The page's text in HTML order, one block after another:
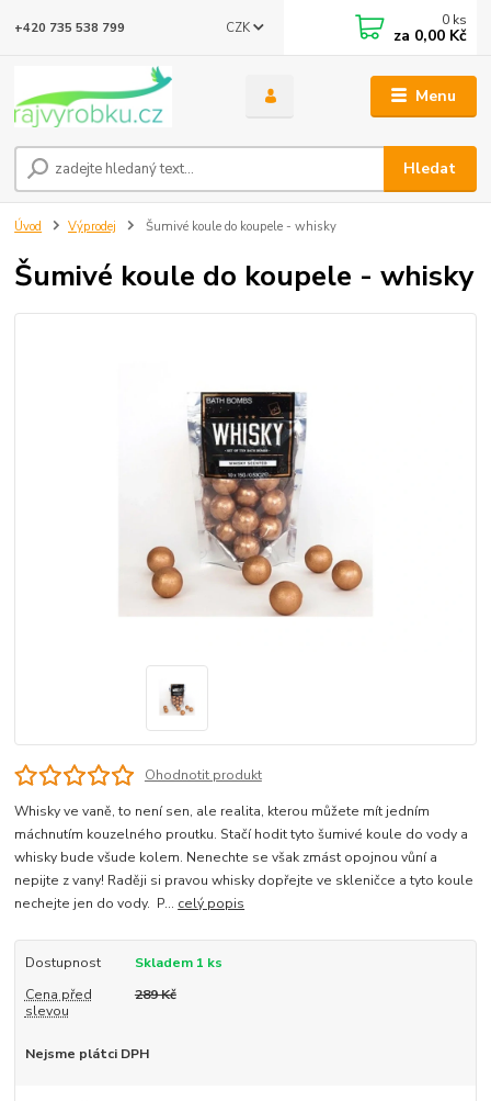
Menu
CZK
Hledat
+420 735 538 799 0 ks
za 0,00 Kč
Úvod Výprodej Šumivé koule do koupele - whisky
Šumivé koule do koupele - whisky
Ohodnotit produkt
Whisky ve vaně, to není sen, ale realita, kterou můžete mít jedním
máchnutím kouzelného proutku. Stačí hodit tyto šumivé koule do vody a
whisky bude všude kolem. Nenechte se však zmást opojnou vůní a
nepijte z vany! Raději si pravou whisky dopřejte ve skleničce a tyto koule
nechejte jen do vody. P... celý popis
Dostupnost
Skladem 1 ks
Cena před
slevou
289 Kč
Nejsme plátci DPH